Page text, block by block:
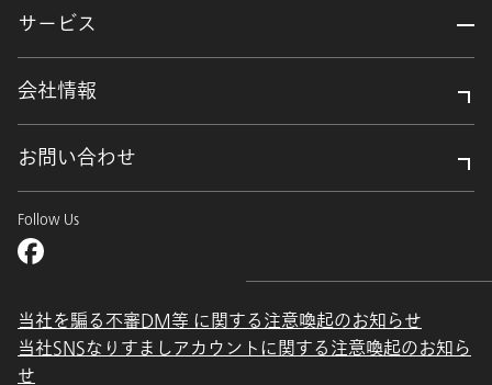
サービス
会社情報
お問い合わせ
Follow Us
当社を騙る不審DM等 に関する注意喚起のお知らせ
当社SNSなりすましアカウントに関する注意喚起のお知ら
せ